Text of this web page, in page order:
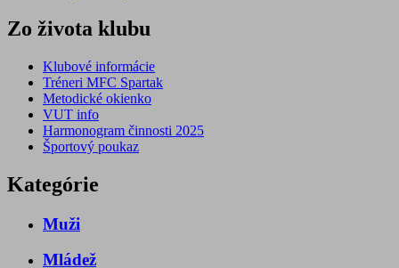
Zo života klubu
Klubové informácie
Tréneri MFC Spartak
Metodické okienko
VUT info
Harmonogram činnosti 2025
Športový poukaz
Kategórie
Muži
Mládež